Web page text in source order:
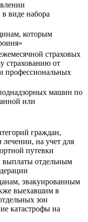
виде набора
которым
страховых
страхованию от
профессиональных
машин по
или
граждан,
на учет для
путевки
выплаты отдельным
эвакуированным
выехавшим в
зон
катастрофы на